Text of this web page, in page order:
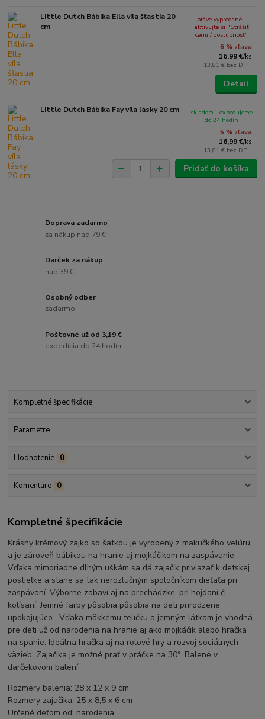
Little Dutch Bábika Ella víla šťastia 20
cm
6 % zľava
16,99 €/ks
13,81 € bez DPH
práve vypredané -
aktivujte si "Strážiť
cenu / dostupnosť"
Detail
Little Dutch Bábika Fay víla lásky 20 cm
5 % zľava
16,99 €/ks
13,81 € bez DPH
skladom - expedujeme
do 24 hodín
Pridať do košíka
Doprava zadarmo
za nákup nad 79 €
Darček za nákup
nad 39 €
Osobný odber
zadarmo
Poštovné už od 3,19 €
expedícia do 24 hodín
Kompletné špecifikácie
Parametre
Hodnotenie 0
Komentáre 0
Kompletné špecifikácie
Krásny krémový zajko so šatkou je vyrobený z mäkučkého velúru
a je zároveň bábikou na hranie aj mojkáčikom na zaspávanie.
Vďaka mimoriadne dlhým uškám sa dá zajačik priviazať k detskej
postieľke a stane sa tak nerozlučným spoločníkom dieťaťa pri
zaspávaní. Výborne zabaví aj na prechádzke, pri hojdaní či
kolísaní. Jemné farby pôsobia pôsobia na deti prirodzene
upokojujúco. Vďaka mäkkému telíčku a jemným látkam je vhodná
pre deti už od narodenia na hranie aj ako mojkáčik alebo hračka
na spanie. Ideálna hračka aj na rolové hry a rozvoj sociálnych
väzieb. Zajačika je možné prať v práčke na 30°. Balené v
darčekovom balení.
Rozmery balenia: 28 x 12 x 9 cm
Rozmery zajačika: 25 x 8,5 x 6 cm
Určené deťom od: narodenia